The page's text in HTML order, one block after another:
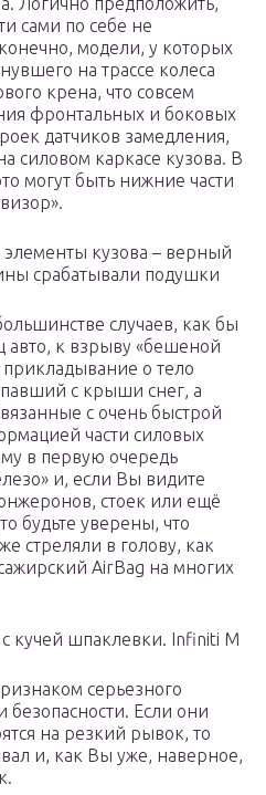
сами по себе не
модели, у которых
на трассе колеса
крена, что совсем
фронтальных и боковых
датчиков замедления,
силовом каркасе кузова. В
могут быть нижние части
кузова – верный
срабатывали подушки
случаев, как бы
авто, к взрыву «бешеной
о тело
с крыши снег, а
с очень быстрой
части силовых
в первую очередь
и, если Вы видите
стоек или ещё
будьте уверены, что
стреляли в голову, как
AirBag на многих
с кучей шпаклевки. Infiniti M
серьезного
безопасности. Если они
на резкий рывок, то
и, как Вы уже, наверное,